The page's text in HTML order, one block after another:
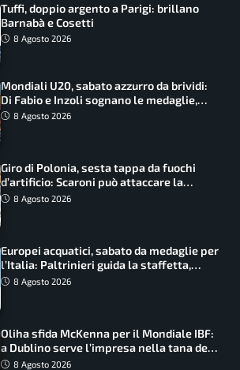
Tuffi, doppio argento a Parigi: brillano
Barnabà e Cosetti
8 Agosto 2026
Mondiali U20, sabato azzurro da brividi:
Di Fabio e Inzoli sognano le medaglie,
Castellani e Succo in finale
8 Agosto 2026
Giro di Polonia, sesta tappa da fuochi
d’artificio: Scaroni può attaccare la
maglia di Lemmen
8 Agosto 2026
Europei acquatici, sabato da medaglie per
l’Italia: Paltrinieri guida la staffetta,
Barnabà sogna l’oro dalle grandi altezze
8 Agosto 2026
Oliha sfida McKenna per il Mondiale IBF:
a Dublino serve l’impresa nella tana del
lupo8 Agosto 2026